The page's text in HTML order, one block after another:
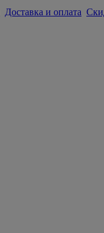
Доставка и оплата